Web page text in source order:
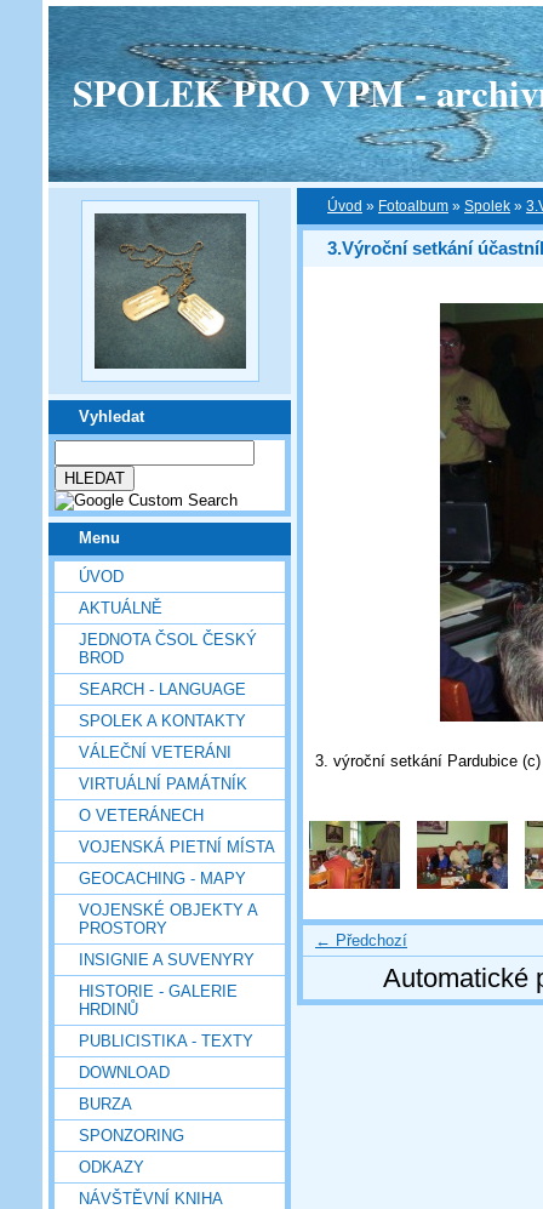
SPOLEK PRO VPM -
Vyhledat
Menu
ÚVOD
AKTUÁLNĚ
JEDNOTA ČSOL ČESKÝ
BROD
SEARCH - LANGUAGE
SPOLEK A KONTAKTY
VÁLEČNÍ VETERÁNI
VIRTUÁLNÍ PAMÁTNÍK
O VETERÁNECH
VOJENSKÁ PIETNÍ MÍSTA
GEOCACHING - MAPY
VOJENSKÉ OBJEKTY A
PROSTORY
INSIGNIE A SUVENYRY
HISTORIE - GALERIE
HRDINŮ
PUBLICISTIKA - TEXTY
DOWNLOAD
BURZA
SPONZORING
ODKAZY
NÁVŠTĚVNÍ KNIHA
Úvod » Fotoalbum » Spolek »
3.Výroční setkání
3. výroční setkání Pardubice
← Předchozí
Automatické